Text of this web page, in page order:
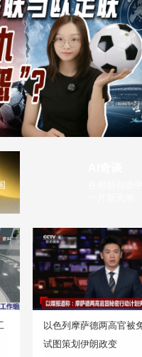
以色列摩萨德两高官被
试图策划伊朗政变